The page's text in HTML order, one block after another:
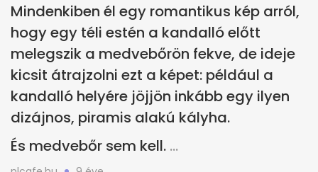
Mindenkiben él egy romantikus kép arról,
hogy egy téli estén a kandalló előtt
melegszik a medvebőrön fekve, de ideje
kicsit átrajzolni ezt a képet: például a
kandalló helyére jöjjön inkább egy ilyen
dizájnos, piramis alakú kályha.
És medvebőr sem kell.